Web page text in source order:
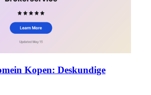
Kopen: Deskundige